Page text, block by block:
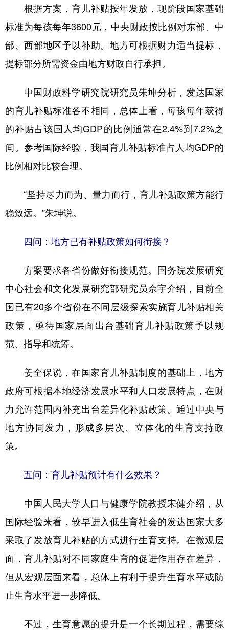
根据方案，育儿补贴按年发放，现阶段国家基础
标准为每孩每年3600元，中央财政按比例对东部、中
部、西部地区予以补助。地方可根据财力适当提标，
提标部分所需资金由地方财政自行承担。
中国财政科学研究院研究员朱坤分析，发达国家
的育儿补贴标准各不相同，总体上看，每孩每年获得
的补贴占该国人均GDP的比例通常在2.4%到7.2%之
间。参考国际经验，我国育儿补贴标准占人均GDP的
比例相对比较合理。
“坚持尽力而为、量力而行，育儿补贴政策方能行
稳致远。”朱坤说。
四问：地方已有补贴政策如何衔接？
方案要求各省份做好衔接规范。国务院发展研究
中心社会和文化发展研究部研究员佘宇介绍，目前全
国已有20多个省份在不同层级探索实施育儿补贴相关
政策，亟待国家层面出台基础育儿补贴政策予以规
范、指导和统筹。
姜全保说，在国家育儿补贴制度的基础上，地方
政府可根据本地经济发展水平和人口发展特点，在财
力允许范围内补充出台差异化补贴政策。通过中央与
地方协同发力，形成多层次、立体化的生育支持政
策。
五问：育儿补贴预计有什么效果？
中国人民大学人口与健康学院教授宋健介绍，从
国际经验来看，较早进入低生育社会的发达国家大多
采取了发放育儿补贴的方式进行生育支持。在微观层
面，育儿补贴对不同家庭生育的促进作用存在差异，
但从宏观层面来看，总体上有利于提升生育水平或防
止生育水平进一步降低。
不过，生育意愿的提升是一个长期过程，需要综